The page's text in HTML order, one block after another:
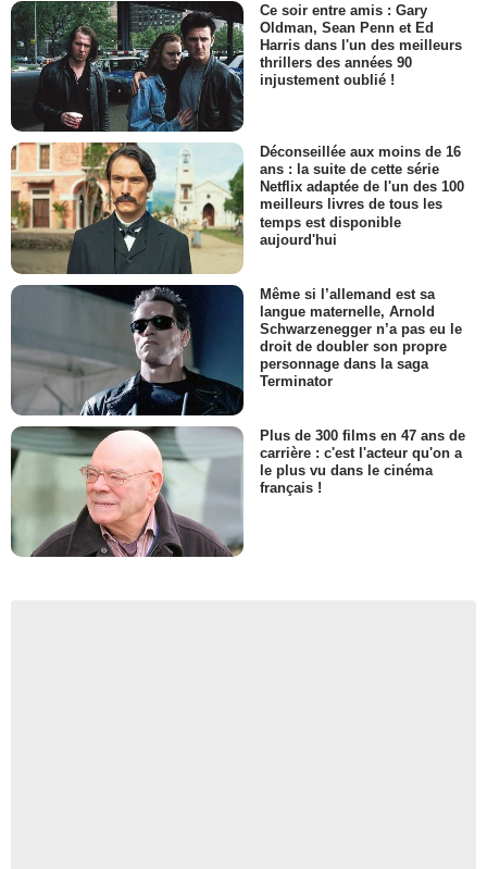
Ce soir entre amis : Gary
Oldman, Sean Penn et Ed
Harris dans l'un des meilleurs
thrillers des années 90
injustement oublié !
Déconseillée aux moins de 16
ans : la suite de cette série
Netflix adaptée de l'un des 100
meilleurs livres de tous les
temps est disponible
aujourd'hui
Même si l’allemand est sa
langue maternelle, Arnold
Schwarzenegger n’a pas eu le
droit de doubler son propre
personnage dans la saga
Terminator
Plus de 300 films en 47 ans de
carrière : c'est l'acteur qu'on a
le plus vu dans le cinéma
français !